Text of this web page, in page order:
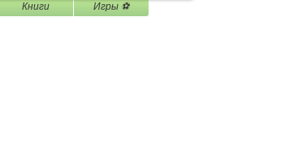
Книги Игры ⚽